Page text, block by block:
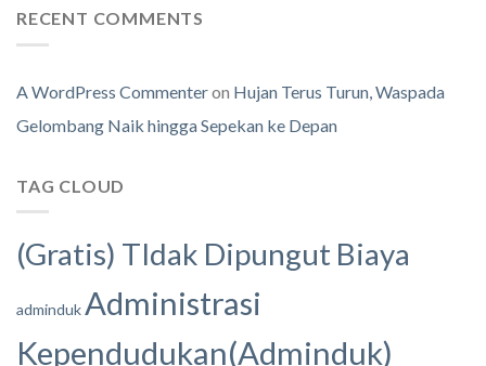
RECENT COMMENTS
A WordPress Commenteron Hujan Terus Turun, Waspada
Gelombang Naik hingga Sepekan ke Depan
TAG CLOUD
(Gratis) TIdak Dipungut Biaya
admindukAdministrasi
Kependudukan(Adminduk)